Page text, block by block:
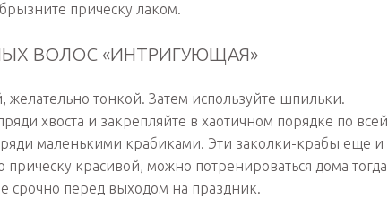
прическу лаком.
ВОЛОС «ИНТРИГУЮЩАЯ»
тонкой. Затем используйте шпильки.
хвоста и закрепляйте в хаотичном порядке по всей
маленькими крабиками. Эти заколки-крабы еще и
красивой, можно потренироваться дома тогда,
срочно перед выходом на праздник.